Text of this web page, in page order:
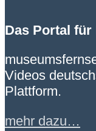
Das Portal
Videos
Plattform.
mehr dazu…